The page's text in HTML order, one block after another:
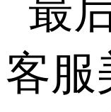
最
客服